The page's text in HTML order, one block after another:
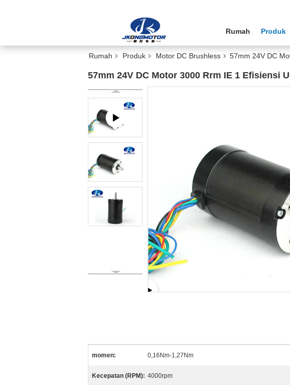
Rumah Produk
Rumah Produk Motor DC Brushless 57mm 24V DC
57mm 24V DC Motor 3000 Rrm IE 1 Efisiensi
momen: 0,16Nm-1,27Nm
Kecepatan (RPM): 4000rpm